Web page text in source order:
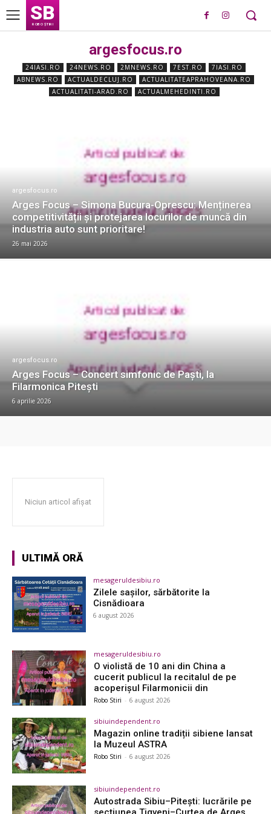
SB
ROBO ȘTIRI
argesfocus.ro
24IASI.RO 24NEWS.RO 2MNEWS.RO 7EST.RO
7IASI.RO
ABNEWS.RO
ACTUALDECLUJ.RO
ACTUALITATEAPRAHOVEANA.RO
ACTUALITATI-ARAD.RO
ACTUALMEHEDINTI.RO
argesfocus.ro
Arges Focus – Simona Bucura-Oprescu: Menținerea
competitivității și protejarea locurilor de muncă din
industria auto sunt prioritare!
26 mai 2026
argesfocus.ro
Arges Focus – Concert simfonic de Paști, la
Filarmonica Pitești
6 aprilie 2026
Niciun articol afișat
ULTIMĂ ORĂ
mesageruldesibiu.ro
Zilele sașilor, sărbătorite la
Cisnădioara
6 august 2026
mesageruldesibiu.ro
O violistă de 10 ani din China a
cucerit publicul la recitalul de pe
acoperișul Filarmonicii din
Robo Stiri - 6 august 2026
sibiuindependent.ro
Magazin online tradiții sibiene lansat
la Muzeul ASTRA
Robo Stiri - 6 august 2026
sibiuindependent.ro
Autostrada Sibiu–Pitești: lucrările pe